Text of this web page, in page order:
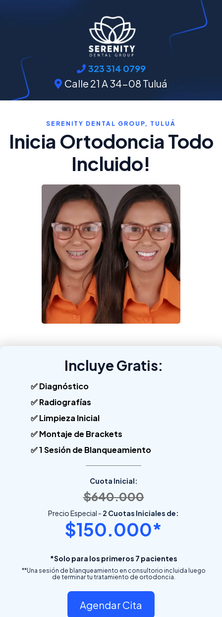
323 314 0799
Calle 21 A 34-08 Tuluá
SERENITY DENTAL GROUP, TULUÁ
Inicia Ortodoncia Todo
Incluido!
Incluye Gratis:
✅ Diagnóstico
✅ Radiografías
✅ Limpieza Inicial
✅ Montaje de Brackets
✅ 1 Sesión de Blanqueamiento
Cuota Inicial:
$640.000
Precio Especial - 2 Cuotas Iniciales de:
$150.000*
*Solo para los primeros 7 pacientes
**Una sesión de blanqueamiento en consultorio incluida luego
de terminar tu tratamiento de ortodoncia.
Agendar Cita